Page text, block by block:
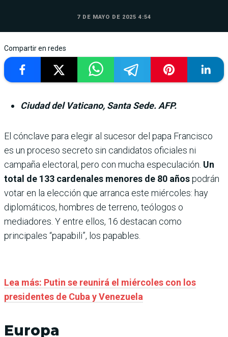
7 DE MAYO DE 2025 4:54
Compartir en redes
Ciudad del Vaticano, Santa Sede. AFP.
El cónclave para elegir al sucesor del papa Francisco
es un proceso secreto sin candidatos oficiales ni
campaña electoral, pero con mucha especulación. Un
total de 133 cardenales menores de 80 añospodrán
votar en la elección que arranca este miércoles: hay
diplomáticos, hombres de terreno, teólogos o
mediadores. Y entre ellos, 16 destacan como
principales “papabili”, los papables.
Lea más: Putin se reunirá el miércoles con los
presidentes de Cuba y Venezuela
Europa